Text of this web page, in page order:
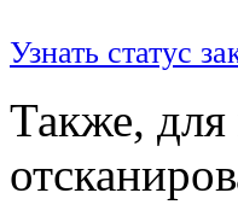
Узнать статус
Также, для